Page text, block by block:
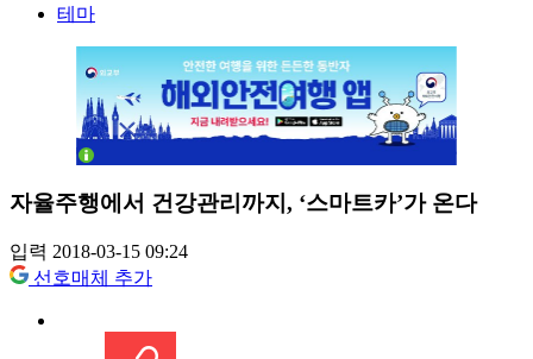
테마
자율주행에서 건강관리까지, ‘스마트카’가 온다
입력 2018-03-15 09:24
선호매체 추가